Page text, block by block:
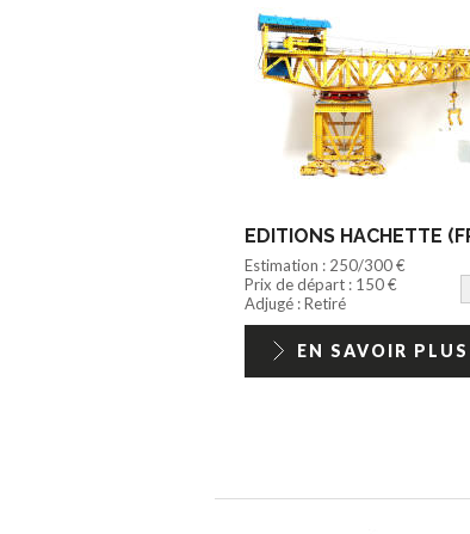
Estimation : 250/300 €
Prix de départ : 150 €
Adjugé : Retiré
EN SAVOIR PLUS